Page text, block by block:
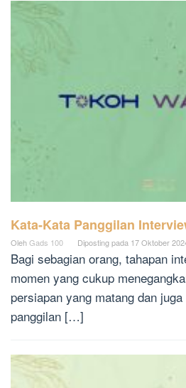
Kata-Kata Panggilan
OlehGads 100 Diposting pada 17 Oktober
Bagi sebagian orang, tahapan
momen yang cukup
persiapan yang matang dan
panggilan […]